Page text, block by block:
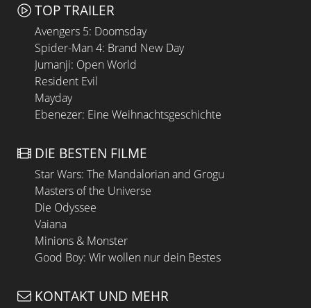
TOP TRAILER
Avengers 5: Doomsday
Spider-Man 4: Brand New Day
Jumanji: Open World
Resident Evil
Mayday
Ebenezer: Eine Weihnachtsgeschichte
DIE BESTEN FILME
Star Wars: The Mandalorian and Grogu
Masters of the Universe
Die Odyssee
Vaiana
Minions & Monster
Good Boy: Wir wollen nur dein Bestes
KONTAKT UND MEHR